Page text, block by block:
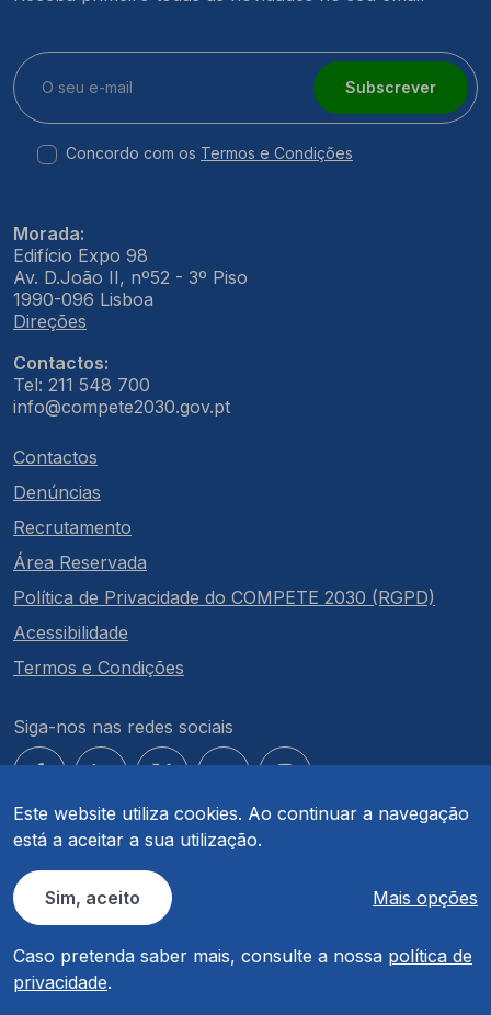
Este website utiliza cookies. Ao continuar a navegação
está a aceitar a sua utilização.
Sim, aceito Mais opções
Caso pretenda saber mais, consulte a nossa política de
privacidade.
Subscrever
Concordo com os Termos e Condições
Morada:
Edifício Expo 98
Av. D.João II, nº52 - 3º Piso
1990-096 Lisboa
Direções
Contactos:
Tel: 211 548 700
info@compete2030.gov.pt
Contactos
Denúncias
Recrutamento
Área Reservada
Política de Privacidade do COMPETE 2030 (RGPD)
Acessibilidade
Termos e Condições
Siga-nos nas redes sociais
© COMPETE 2030. Todos os direitos reservados.